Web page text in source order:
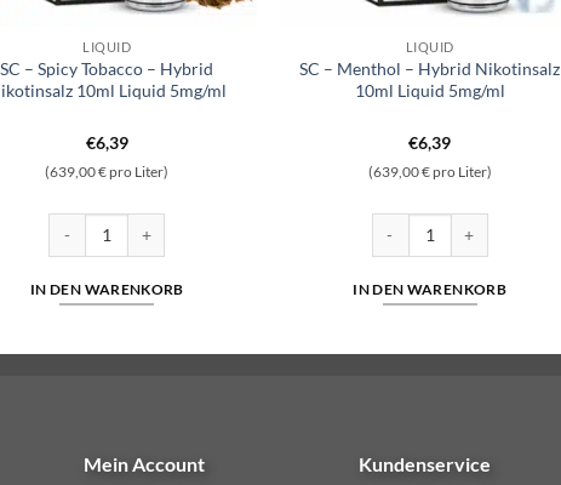
LIQUID
SC – Spicy Tobacco – Hybrid
10ml Liquid 5mg/ml
€6,39
(639,00 € pro Liter)
IN DEN WARENKORB
LIQUID
SC – Menthol – Hybrid Nikotinsalz
10ml Liquid 5mg/ml
€6,39
(639,00 € pro Liter)
IN DEN WARENKORB
Mein Account Kundenservice